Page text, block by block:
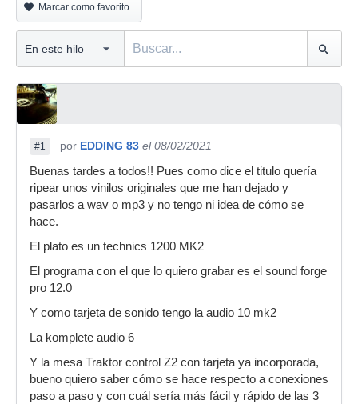
Marcar como favorito
#1 por EDDING 83 el 08/02/2021
Buenas tardes a todos!! Pues como dice el titulo quería
ripear unos vinilos originales que me han dejado y
pasarlos a wav o mp3 y no tengo ni idea de cómo se
hace.
El plato es un technics 1200 MK2
El programa con el que lo quiero grabar es el sound forge
pro 12.0
Y como tarjeta de sonido tengo la audio 10 mk2
La komplete audio 6
Y la mesa Traktor control Z2 con tarjeta ya incorporada,
bueno quiero saber cómo se hace respecto a conexiones
paso a paso y con cuál sería más fácil y rápido de las 3